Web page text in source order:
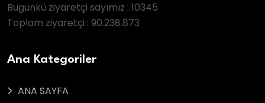
Bugünkü ziyaretçi sayımız : 10345
Toplam ziyaretçi : 90.238.873
Ana Kategoriler
ANA SAYFA